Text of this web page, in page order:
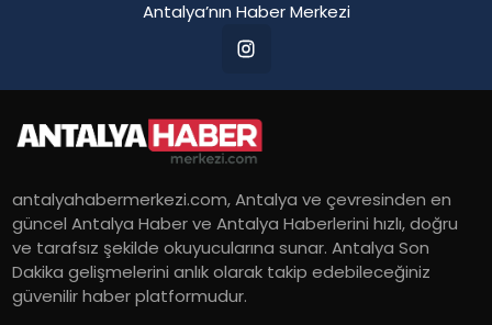
Antalya’nın Haber Merkezi
antalyahabermerkezi.com, Antalya ve çevresinden en
güncel Antalya Haber ve Antalya Haberlerini hızlı, doğru
ve tarafsız şekilde okuyucularına sunar. Antalya Son
Dakika gelişmelerini anlık olarak takip edebileceğiniz
güvenilir haber platformudur.